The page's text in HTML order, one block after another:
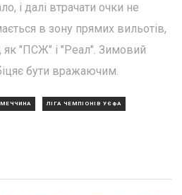
і далі втрачати очки не
в зону прямих вильотів,
як "ПСЖ" і "Реал". Зимовий
бути вражаючим.
ЛІГА ЧЕМПІОНІВ УЄФА